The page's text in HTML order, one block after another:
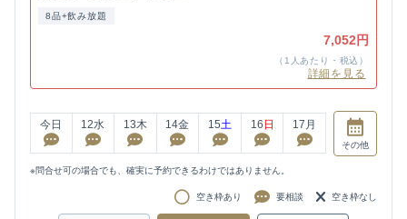
8品+飲み放題
7,052円
（1人あたり・税込）
詳細を見る
今日 12水 13木 14金 15土 16 日 17 月
その他
※問合せ可の場合でも、確実に予約できるわけではありません。
空き枠あり 要相談 空き枠なし